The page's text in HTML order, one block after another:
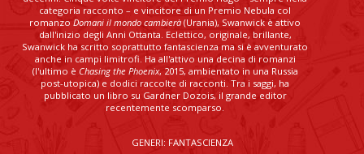
categoria racconto – e vincitore di un Premio Nebula col
romanzo Domani il mondo cambierà (Urania), Swanwick è attivo
dall'inizio degli Anni Ottanta. Eclettico, originale, brillante,
Swanwick ha scritto soprattutto fantascienza ma si è avventurato
anche in campi limitrofi. Ha all'attivo una decina di romanzi
(l'ultimo è Chasing the Phoenix, 2015, ambientato in una Russia
post-utopica) e dodici raccolte di racconti. Tra i saggi, ha
pubblicato un libro su Gardner Dozois, il grande editor
recentemente scomparso.
GENERI: FANTASCIENZA